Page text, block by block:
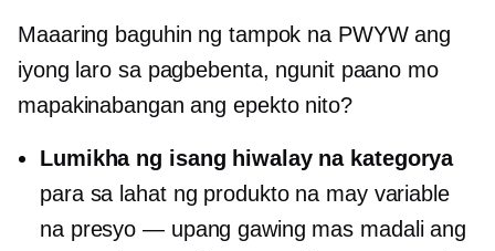
Maaaring baguhin ng tampok na PWYW ang
iyong laro sa pagbebenta, ngunit paano mo
mapakinabangan ang epekto nito?
Lumikha ng isang hiwalay na kategorya
para sa lahat ng produkto na may variable
na presyo — upang gawing mas madali ang